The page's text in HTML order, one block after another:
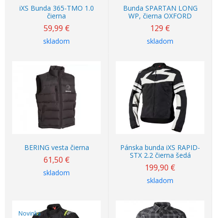
iXS Bunda 365-TMO 1.0
čierna
59,99 €
skladom
Bunda SPARTAN LONG
WP, čierna OXFORD
129 €
skladom
BERING vesta čierna
61,50 €
skladom
Pánska bunda iXS RAPID-
STX 2.2 čierna šedá
199,90 €
skladom
Novinka